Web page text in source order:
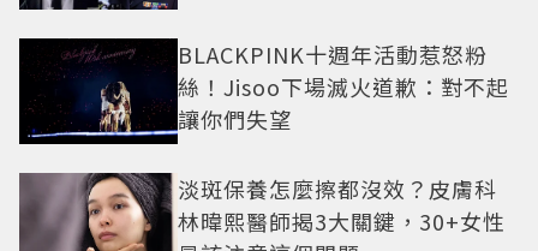
BLACKPINK十週年活動惹怒粉
絲！Jisoo下場滅火道歉：對不起
讓你們失望
淡斑保養怎麼擦都沒效？皮膚科
林暐熙醫師揭3大關鍵，30+女性